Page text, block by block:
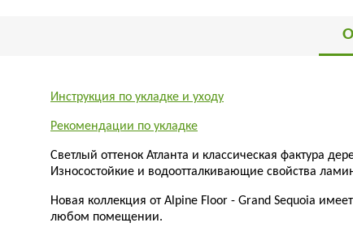
Инструкция по укладке и уходу
Рекомендации по укладке
Светлый оттенок Атланта и классическая фактура
Износостойкие и водоотталкивающие свойства
Новая коллекция от Alpine Floor - Grand Sequoia
любом помещении.